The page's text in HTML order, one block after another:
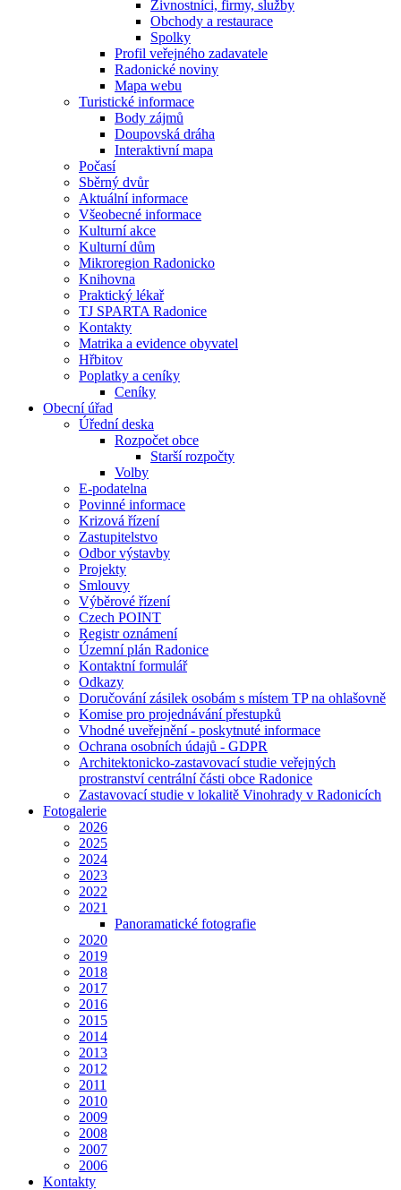
Živnostníci, firmy, služby
Obchody a restaurace
Spolky
Profil veřejného zadavatele
Radonické noviny
Mapa webu
Turistické informace
Body zájmů
Doupovská dráha
Interaktivní mapa
Počasí
Sběrný dvůr
Aktuální informace
Všeobecné informace
Kulturní akce
Kulturní dům
Mikroregion Radonicko
Knihovna
Praktický lékař
TJ SPARTA Radonice
Kontakty
Matrika a evidence obyvatel
Hřbitov
Poplatky a ceníky
Ceníky
Obecní úřad
Úřední deska
Rozpočet obce
Starší rozpočty
Volby
E-podatelna
Povinné informace
Krizová řízení
Zastupitelstvo
Odbor výstavby
Projekty
Smlouvy
Výběrové řízení
Czech POINT
Registr oznámení
Územní plán Radonice
Kontaktní formulář
Odkazy
Doručování zásilek osobám s místem TP na ohlašovně
Komise pro projednávání přestupků
Vhodné uveřejnění - poskytnuté informace
Ochrana osobních údajů - GDPR
Architektonicko-zastavovací studie veřejných
prostranství centrální části obce Radonice
Zastavovací studie v lokalitě Vinohrady v Radonicích
Fotogalerie
2026
2025
2024
2023
2022
2021
Panoramatické fotografie
2020
2019
2018
2017
2016
2015
2014
2013
2012
2011
2010
2009
2008
2007
2006
Kontakty